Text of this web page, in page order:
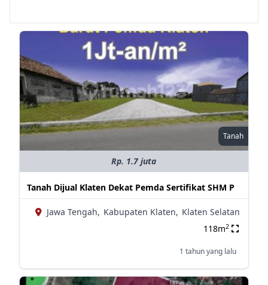
Tanah
Rp. 1.7 juta
Tanah Dijual Klaten Dekat Pemda Sertifikat SHM P
Jawa Tengah, Kabupaten Klaten, Klaten Selatan
118m2
1 tahun yang lalu